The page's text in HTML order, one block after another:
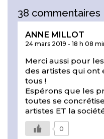
38 commentaires
ANNE MILLOT
24 mars 2019 - 18 h 08
Merci aussi pour
des artistes qui ont
tous !
Espérons que les
toutes se
artistes ET la
0